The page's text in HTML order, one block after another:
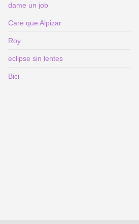
dame un job
Care que Alpizar
Roy
eclipse sin lentes
Bici